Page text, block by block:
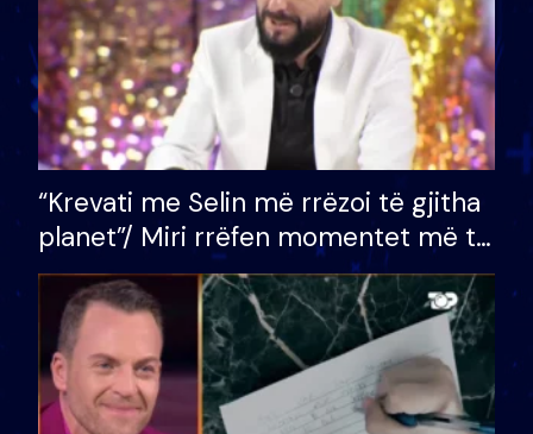
“Krevati me Selin më rrëzoi të gjitha
planet”/ Miri rrëfen momentet më të
bukura në shtëpinë e BB VIP: Do më
mungojë zilja e mëngjesit kur…